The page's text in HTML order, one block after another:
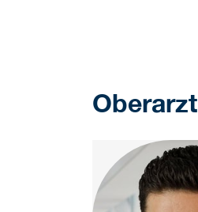
Oberarzt